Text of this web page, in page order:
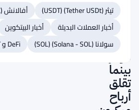
تستقر
قرب
62,000
دولار
بينما
تقلق
أرباح
تيثر (Tether USDt) (USDT)
أفالانش (AVAX) (AVAX)
أخبار العملات البديلة
أخبار البيتكوين
سولانا (Solana - SOL) (SOL)
DeFi و NFT